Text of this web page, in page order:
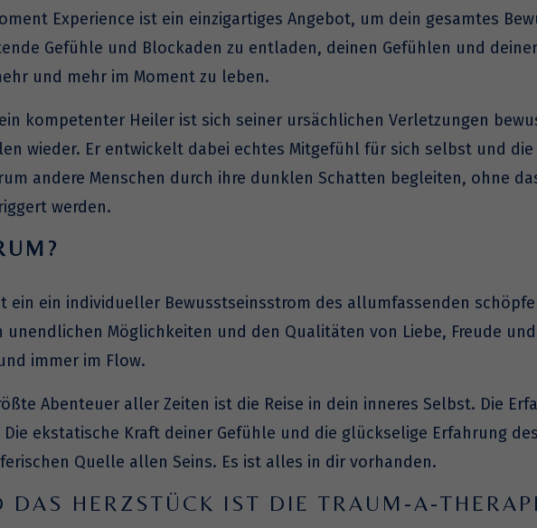
Experience ist ein einzigartiges Angebot, um dein gesamtes
Gefühle und Blockaden zu entladen, deinen Gefühlen und
und mehr im Moment zu leben.
kompetenter Heiler ist sich seiner ursächlichen Verletzungen
wieder. Er entwickelt dabei echtes Mitgefühl für sich selbst und
andere Menschen durch ihre dunklen Schatten begleiten, ohne
werden.
ein ein individueller Bewusstseinsstrom des allumfassenden
unendlichen Möglichkeiten und den Qualitäten von Liebe, Freude
immer im Flow.
Abenteuer aller Zeiten ist die Reise in dein inneres Selbst. Die
Die ekstatische Kraft deiner Gefühle und die glückselige Erfahrung
Quelle allen Seins. Es ist alles in dir vorhanden.
DAS HERZSTÜCK IST DIE TRAUM-A-